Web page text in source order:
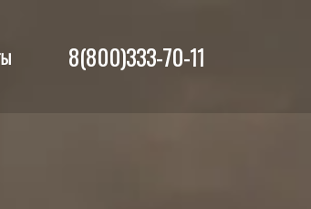
8(800)333-70-11